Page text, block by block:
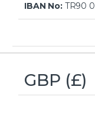
IBAN No: TR90
GBP (£)